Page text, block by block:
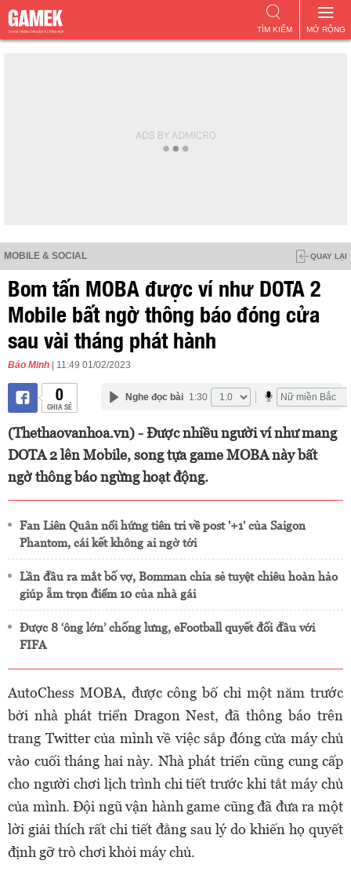
MỞ RỘNG
TÌM KIẾM
MOBILE & SOCIAL QUAY LẠI
Bom tấn MOBA được ví như DOTA 2
Mobile bất ngờ thông báo đóng cửa
sau vài tháng phát hành
Bảo Minh | 11:49 01/02/2023
0
CHIA SẺ
Nghe đọc bài 1:30
(Thethaovanhoa.vn) - Được nhiều người ví như mang
DOTA 2 lên Mobile, song tựa game MOBA này bất
ngờ thông báo ngừng hoạt động.
Fan Liên Quân nổi hứng tiên tri về post '+1' của Saigon
Phantom, cái kết không ai ngờ tới
Lần đầu ra mắt bố vợ, Bomman chia sẻ tuyệt chiêu hoàn hảo
giúp ẵm trọn điểm 10 của nhà gái
Được 8 ‘ông lớn’ chống lưng, eFootball quyết đối đầu với
FIFA
AutoChess MOBA, được công bố chỉ một năm trước
bởi nhà phát triển Dragon Nest, đã thông báo trên
trang Twitter của mình về việc sắp đóng cửa máy chủ
vào cuối tháng hai này. Nhà phát triển cũng cung cấp
cho người chơi lịch trình chi tiết trước khi tắt máy chủ
của mình. Đội ngũ vận hành game cũng đã đưa ra một
lời giải thích rất chi tiết đằng sau lý do khiến họ quyết
định gỡ trò chơi khỏi máy chủ.